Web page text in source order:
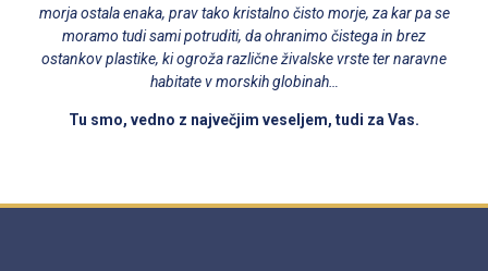
morja ostala enaka, prav tako kristalno čisto morje, za kar pa se
moramo tudi sami potruditi, da ohranimo čistega in brez
ostankov plastike, ki ogroža različne živalske vrste ter naravne
habitate v morskih globinah…
Tu smo, vedno z največjim veseljem, tudi za Vas.